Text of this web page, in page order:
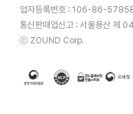
업자등록번호 : 106-86-
통신판매업신고 : 서울용산 제
ⓒ ZOUND Corp.